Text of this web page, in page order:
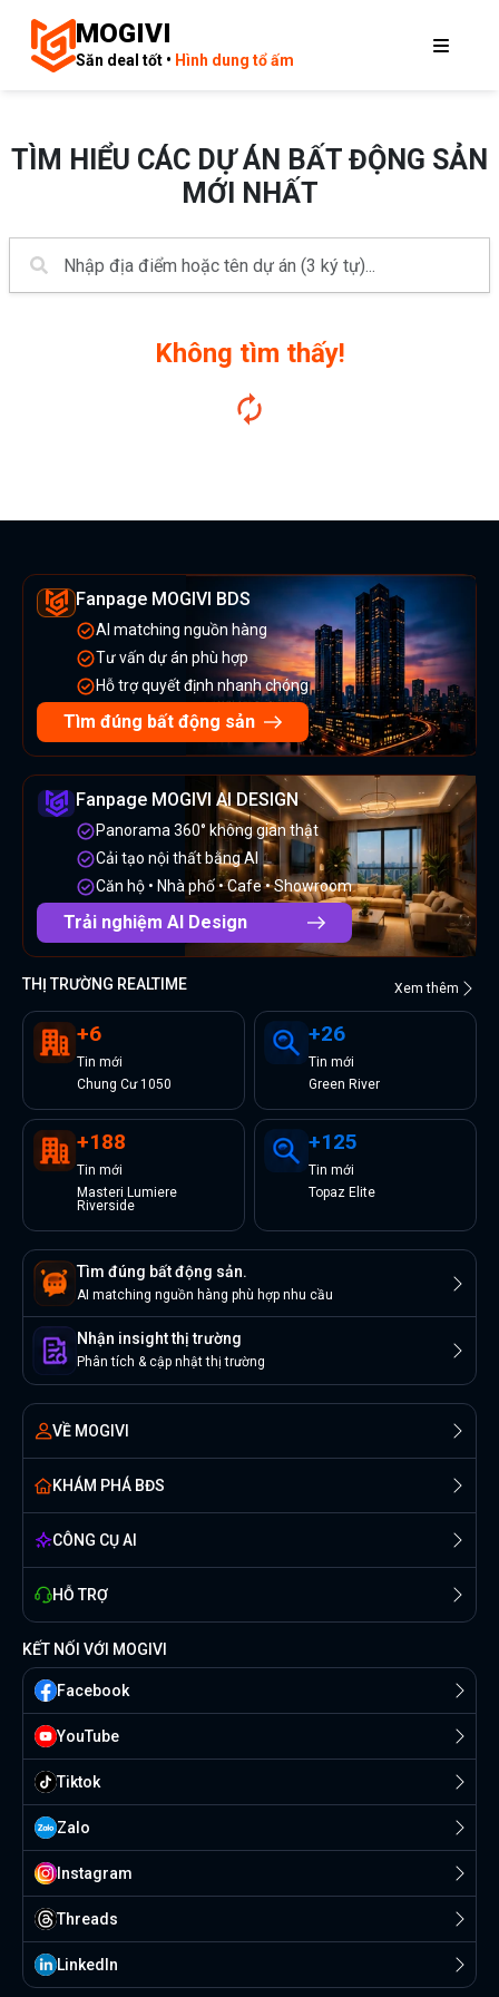
MOGIVI
Săn deal tốt • Hình dung tổ ấm
TÌM HIỂU CÁC DỰ ÁN BẤT ĐỘNG SẢN
MỚI NHẤT
Không tìm thấy!
Fanpage MOGIVI BDS
AI matching nguồn hàng
Tư vấn dự án phù hợp
Hỗ trợ quyết định nhanh chóng
Tìm đúng bất động sản
Fanpage MOGIVI AI DESIGN
Panorama 360° không gian thật
Cải tạo nội thất bằng AI
Căn hộ • Nhà phố • Cafe • Showroom
Trải nghiệm AI Design
THỊ TRƯỜNG REALTIME Xem thêm
+6
Tin mới
Chung Cư 1050
+26
Tin mới
Green River
+188
Tin mới
Masteri Lumiere
Riverside
+125
Tin mới
Topaz Elite
Tìm đúng bất động sản.
AI matching nguồn hàng phù hợp nhu cầu
Nhận insight thị trường
Phân tích & cập nhật thị trường
VỀ MOGIVI
KHÁM PHÁ BĐS
CÔNG CỤ AI
HỖ TRỢ
KẾT NỐI VỚI MOGIVI
Facebook
YouTube
Tiktok
Zalo
Instagram
Threads
Linkedln